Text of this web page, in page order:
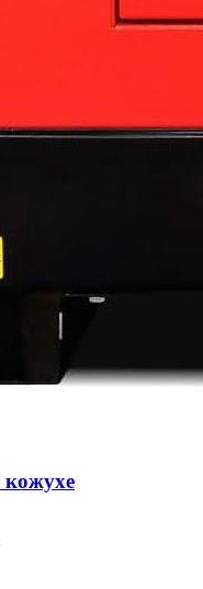
кожухе